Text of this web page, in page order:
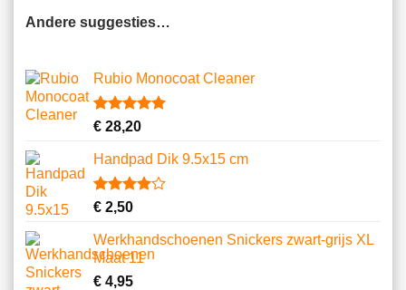
Andere suggesties…
Rubio Monocoat Cleaner
Gewaardeerd
gebaseerd
op
2
klantbeoordelingen
€28,20
Handpad Dik 9.5x15 cm
Gewaardeerd
5
gebaseerd
op
3
klantbeoordelingen
€2,50
Werkhandschoenen Snickers zwart-grijs XL
Maat 11
€4,95